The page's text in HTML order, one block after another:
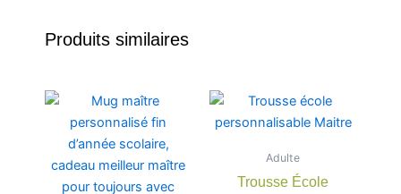
Produits similaires
Adulte
Trousse École